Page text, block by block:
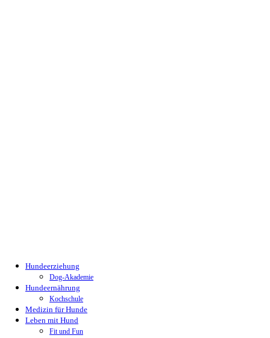
Hundeerziehung
Dog-Akademie
Hundeernährung
Kochschule
Medizin für Hunde
Leben mit Hund
Fit und Fun